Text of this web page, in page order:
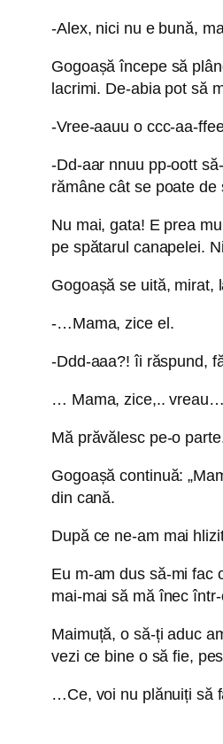
-Alex, nici nu e bună,
Gogoașă începe să
lacrimi. De-abia pot să
-Vree-aauu o ccc-aa-
-Dd-aar nnuu pp-oott
rămâne cât se poate
Nu mai, gata! E prea
pe spătarul canapelei.
Gogoașă se uită,
-…Mama, zice el.
-Ddd-aaa?! îi răspund,
… Mama, zice,..
Mă prăvălesc pe-o
Gogoașă continuă:
din cană.
După ce ne-am mai
Eu m-am dus să-mi fac
mai-mai să mă înec
Maimuță, o să-ți aduc
vezi ce bine o să fie,
…Ce, voi nu plănuiți să